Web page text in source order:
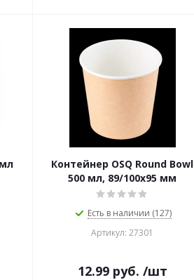
Контейнер OSQ Round Bowl
500 мл, 89/100x95 мм
Есть в наличии (127)
Артикул: 27301
12.99руб. /шт